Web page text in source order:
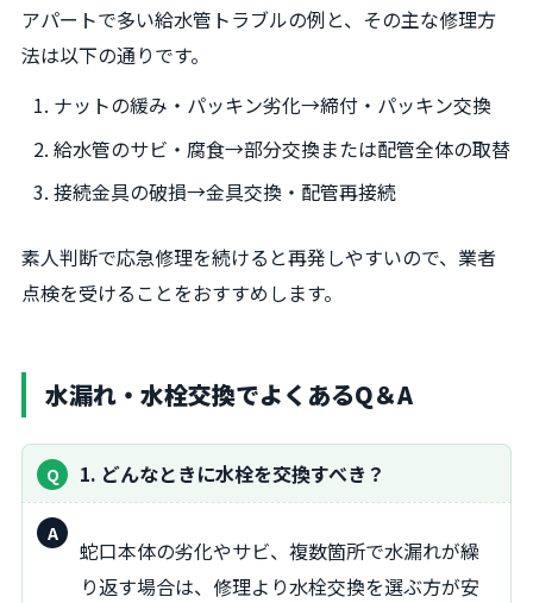
アパートで多い給水管トラブルの例と、その主な修理方
法は以下の通りです。
ナットの緩み・パッキン劣化→締付・パッキン交換
給水管のサビ・腐食→部分交換または配管全体の取替
接続金具の破損→金具交換・配管再接続
素人判断で応急修理を続けると再発しやすいので、業者
点検を受けることをおすすめします。
水漏れ・水栓交換でよくあるQ＆A
1. どんなときに水栓を交換すべき？
答：
蛇口本体の劣化やサビ、複数箇所で水漏れが繰
り返す場合は、修理より水栓交換を選ぶ方が安